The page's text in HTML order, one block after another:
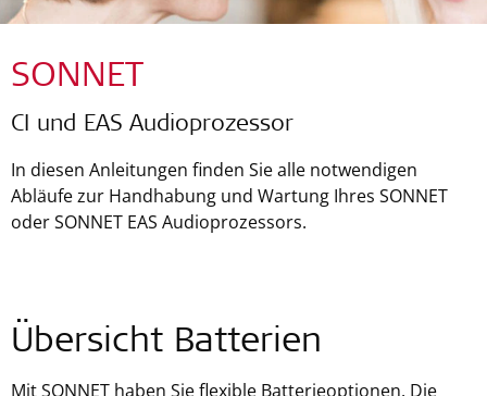
SONNET
CI und EAS Audioprozessor
In diesen Anleitungen finden Sie alle notwendigen
Abläufe zur Handhabung und Wartung Ihres SONNET
oder SONNET EAS Audioprozessors.
Übersicht Batterien
Mit SONNET haben Sie flexible Batterieoptionen. Die